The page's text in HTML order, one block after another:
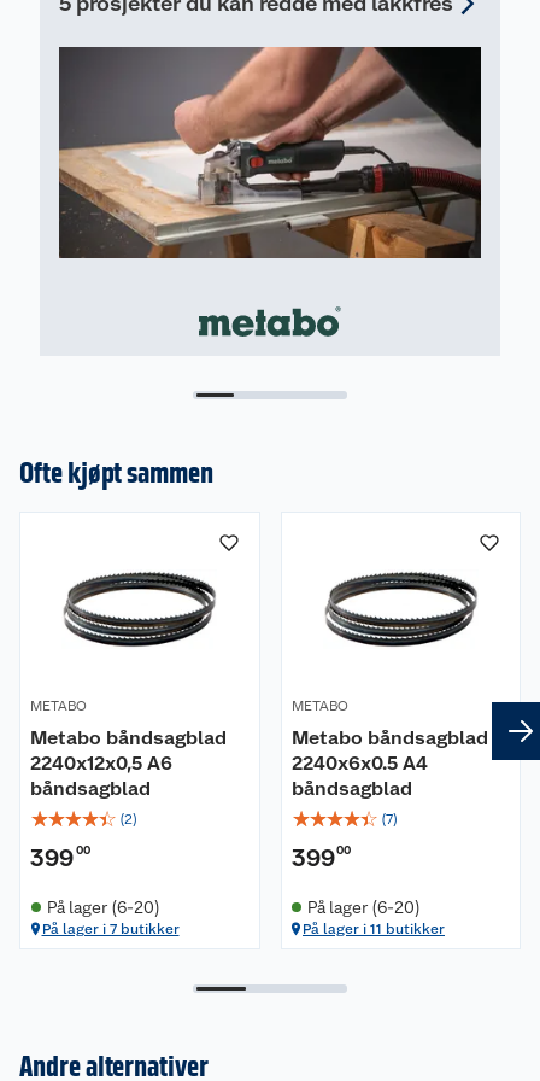
Parallellanlegg
Vinkelanlegg
Avsugsadapter
Støvbeholder
Skyvestokk
Egenskaper
Hastighet 410/880 mtr/min
Arbeidshøyde 1 m
Ofte kjøpt sammen
METABO
Metabo båndsagblad
2240x12x0,5 A6
båndsagblad
☆☆☆☆☆ (2)
39900
På lager (6-20)
På lager i 7 butikker
METABO
Metabo båndsagblad
2240x6x0.5 A4
båndsagblad
☆☆☆☆☆ (7)
39900
På lager (6-20)
På lager i 11 butikker
Andre alternativer
Om oss